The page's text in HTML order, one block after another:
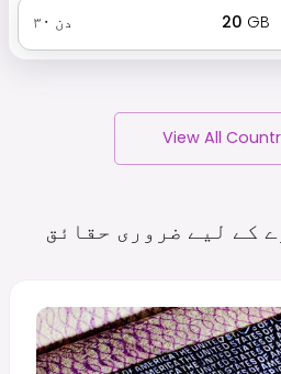
۳۰ دن 20 GB
View All
کے لیے ضروری حقائق